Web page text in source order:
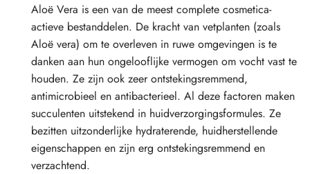
Aloë Vera is een van de meest complete cosmetica-
actieve bestanddelen. De kracht van vetplanten (zoals
Aloë vera) om te overleven in ruwe omgevingen is te
danken aan hun ongelooflijke vermogen om vocht vast te
houden. Ze zijn ook zeer ontstekingsremmend,
antimicrobieel en antibacterieel. Al deze factoren maken
succulenten uitstekend in huidverzorgingsformules. Ze
bezitten uitzonderlijke hydraterende, huidherstellende
eigenschappen en zijn erg ontstekingsremmend en
verzachtend.